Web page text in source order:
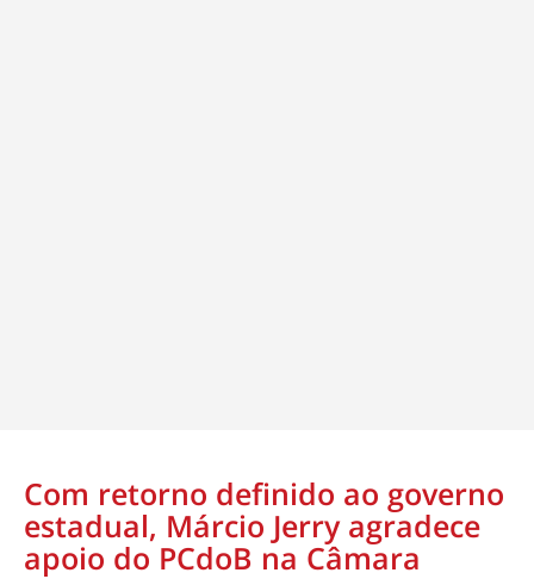
Com retorno definido ao governo
estadual, Márcio Jerry agradece
apoio do PCdoB na Câmara